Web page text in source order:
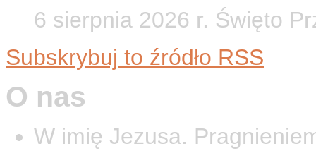
6 sierpnia 2026 r. Święto
Subskrybuj to źródło RSS
O nas
W imię Jezusa.